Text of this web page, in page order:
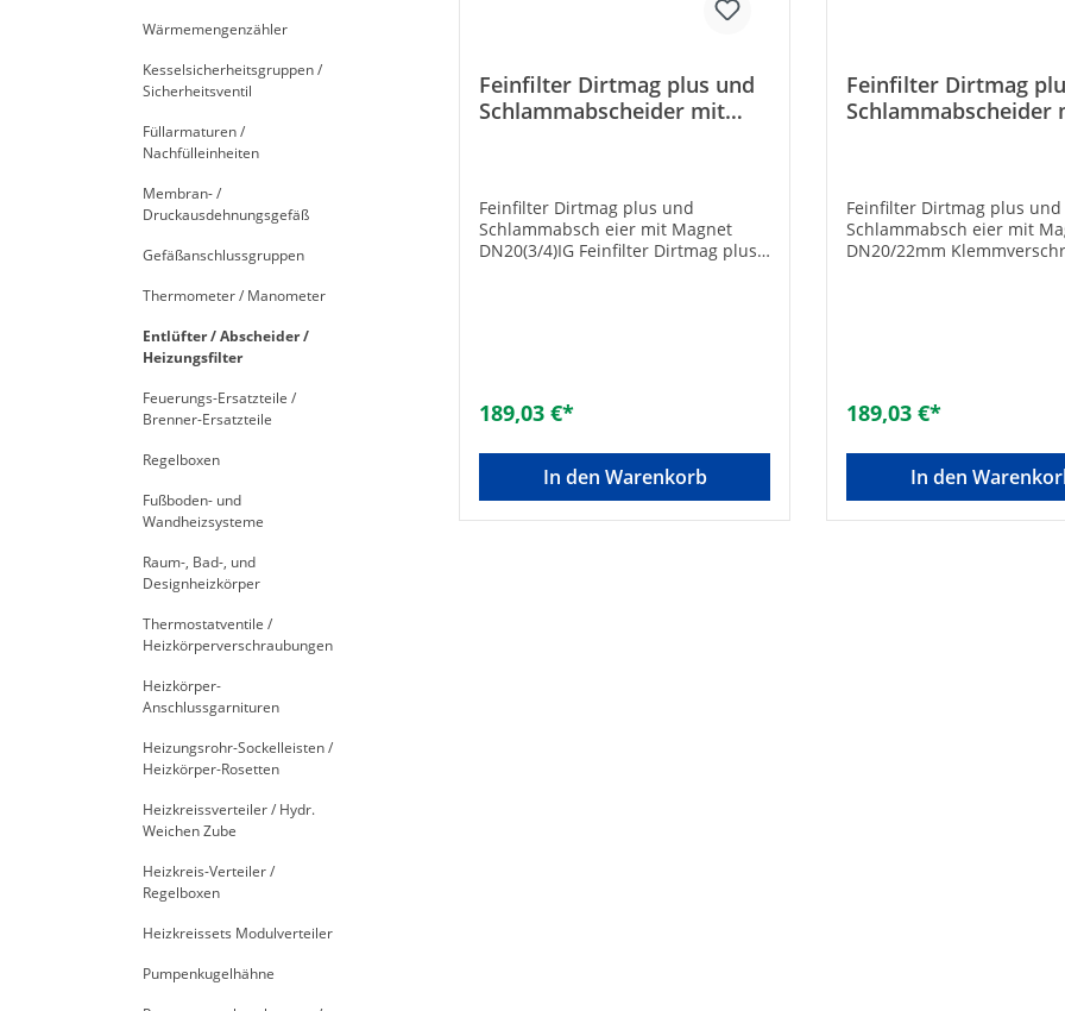
Wärmemengenzähler
Kesselsicherheitsgruppen /
Sicherheitsventil
Füllarmaturen /
Nachfülleinheiten
Membran- /
Druckausdehnungsgefäß
Gefäßanschlussgruppen
Thermometer / Manometer
Entlüfter / Abscheider /
Heizungsfilter
Feuerungs-Ersatzteile /
Brenner-Ersatzteile
Regelboxen
Fußboden- und
Wandheizsysteme
Raum-, Bad-, und
Designheizkörper
Thermostatventile /
Heizkörperverschraubungen
Heizkörper-
Anschlussgarnituren
Heizungsrohr-Sockelleisten /
Heizkörper-Rosetten
Heizkreissverteiler / Hydr.
Weichen Zube
Heizkreis-Verteiler /
Regelboxen
Heizkreissets Modulverteiler
Pumpenkugelhähne
Feinfilter Dirtmag plus und
Schlammabscheider mit
Feinfilter Dirtmag plus und
Schlammabsch eier mit Magnet
DN20(3/4)IG Feinfilter Dirtmag plus
technischem Kunststoff - Für
horizontale und vertikale
mit Schlauch- Anschluss Technische
Daten: - Betriebsdruck max.: 3 bar -
Temperaturbereich: 090 GradC
189,03 €*
In den Warenkorb
Feinfilter Dirtmag
Schlammabscheider
Feinfilter Dirtmag plus und
Schlammabsch eier mit
DN20/22mm
aus Heizungsanlagen -
technischem Kunststoff - Für
Rohrleitungen -
mit Schlauch- Anschluss Technische
Daten: - Betriebsdruck
Temperaturbereich: 090
189,03 €*
In den